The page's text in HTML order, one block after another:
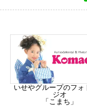
いせやグループのフォ
ジオ
「こまち」